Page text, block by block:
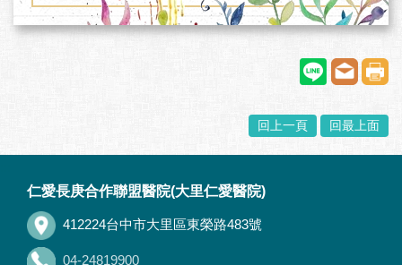
回上一頁 回最上面
仁愛長庚合作聯盟醫院(大里仁愛醫院)
412224台中市大里區東榮路483號
04-24819900